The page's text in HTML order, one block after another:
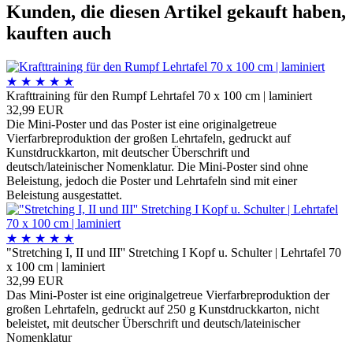
Kunden, die diesen Artikel gekauft haben,
kauften auch
★ ★ ★ ★ ★
Krafttraining für den Rumpf Lehrtafel 70 x 100 cm | laminiert
32,99 EUR
Die Mini-Poster und das Poster ist eine originalgetreue
Vierfarbreproduktion der großen Lehrtafeln, gedruckt auf
Kunstdruckkarton, mit deutscher Überschrift und
deutsch/lateinischer Nomenklatur. Die Mini-Poster sind ohne
Beleistung, jedoch die Poster und Lehrtafeln sind mit einer
Beleistung ausgestattet.
★ ★ ★ ★ ★
"Stretching I, II und III'' Stretching I Kopf u. Schulter | Lehrtafel 70
x 100 cm | laminiert
32,99 EUR
Das Mini-Poster ist eine originalgetreue Vierfarbreproduktion der
großen Lehrtafeln, gedruckt auf 250 g Kunstdruckkarton, nicht
beleistet, mit deutscher Überschrift und deutsch/lateinischer
Nomenklatur